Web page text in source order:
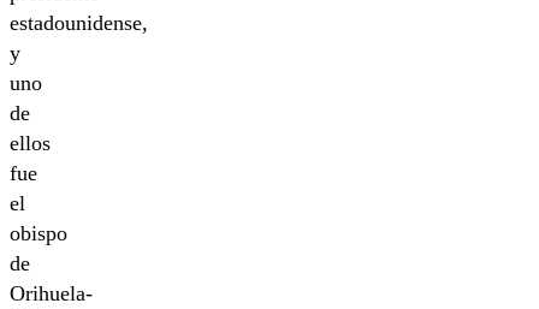
estadounidense,
y
uno
de
ellos
fue
el
obispo
de
Orihuela-